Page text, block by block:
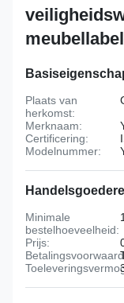
Plaats van
herkomst:
Merknaam:
Certificering:
Modelnummer:
Minimale
bestelhoeveelheid:
Prijs: